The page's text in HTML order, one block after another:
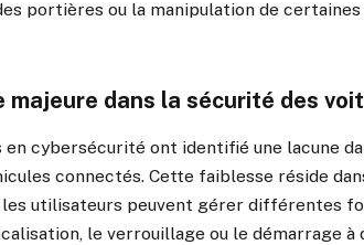
portières ou la manipulation de
majeure dans la sécurité des
en cybersécurité ont identifié une lacune
connectés. Cette faiblesse réside
les utilisateurs peuvent gérer différentes
le verrouillage ou le démarrage